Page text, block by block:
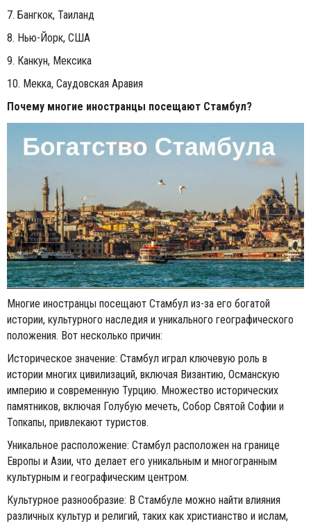
7. Бангкок, Таиланд
8. Нью-Йорк, США
9. Канкун, Мексика
10. Мекка, Саудовская Аравия
Почему многие иностранцы посещают Стамбул?
Многие иностранцы посещают Стамбул из-за его богатой
истории, культурного наследия и уникального географического
положения. Вот несколько причин:
Историческое значение: Стамбул играл ключевую роль в
истории многих цивилизаций, включая Византию, Османскую
империю и современную Турцию. Множество исторических
памятников, включая Голубую мечеть, Собор Святой Софии и
Топкапы, привлекают туристов.
Уникальное расположение: Стамбул расположен на границе
Европы и Азии, что делает его уникальным и многогранным
культурным и географическим центром.
Культурное разнообразие: В Стамбуле можно найти влияния
различных культур и религий, таких как христианство и ислам,